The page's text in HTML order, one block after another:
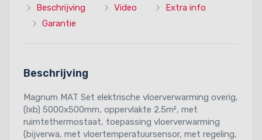
Beschrijving Video
Extra info
Garantie
Beschrijving
Magnum MAT Set elektrische vloerverwarming overig,
(lxb) 5000x500mm, oppervlakte 2.5m², met
ruimtethermostaat, toepassing vloerverwarming
(bijverwa, met vloertemperatuursensor, met regeling,